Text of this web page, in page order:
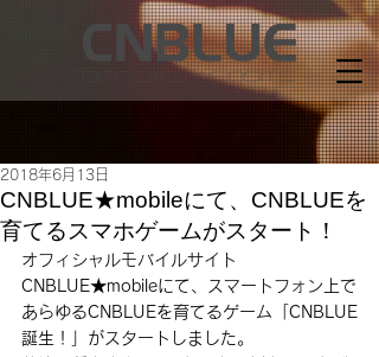
CNBLUE★mobileにて、CNBLUEを
育てるスマホゲームがスタート！
2018年6月13日
オフィシャルモバイルサイト
CNBLUE★mobileにて、スマートフォン上で
あらゆるCNBLUEを育てるゲーム「CNBLUE
誕生！」がスタートしました。